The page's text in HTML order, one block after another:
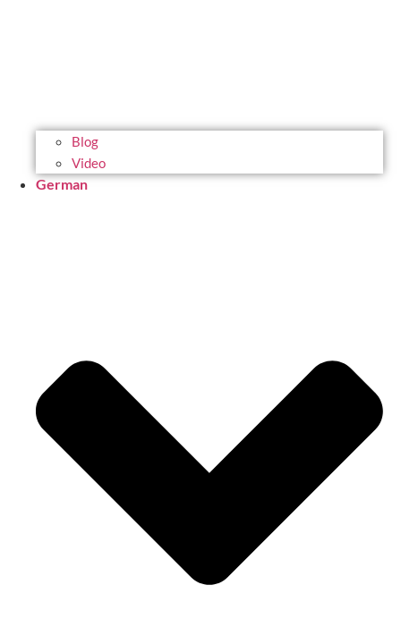
Blog
Video
German